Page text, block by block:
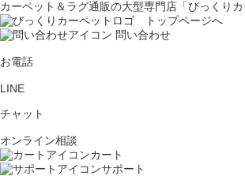
カーペット＆ラグ通販の大型専門店「びっくりカ
問い合わせ
お電話
LINE
チャット
オンライン相談
カート
サポート